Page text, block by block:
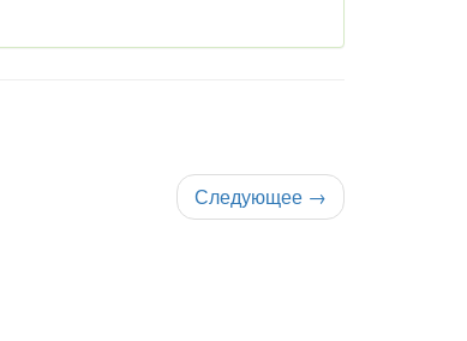
Следующее →